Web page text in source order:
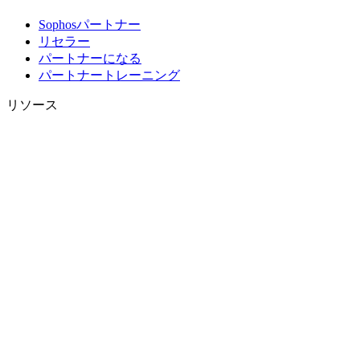
Sophosパートナー
リセラー
パートナーになる
パートナートレーニング
リソース